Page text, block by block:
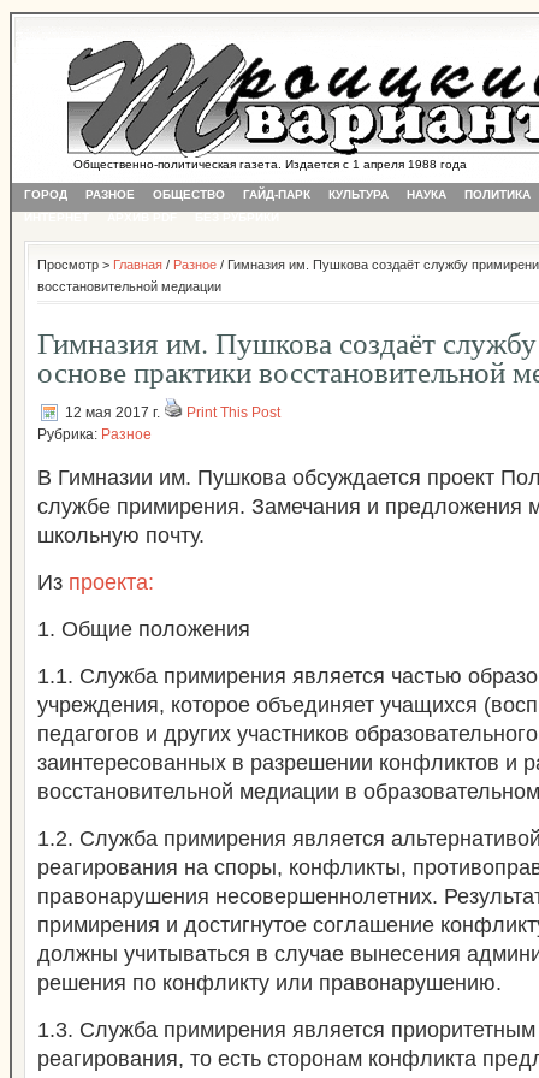
Общественно-политическая газета. Издается с 1 апреля 1988 года
ГОРОД РАЗНОЕ ОБЩЕСТВО ГАЙД-ПАРК КУЛЬТУРА НАУКА
ПОЛИТИКА
Просмотр > Главная / Разное / Гимназия им. Пушкова создаёт службу
восстановительной медиации
Гимназия им. Пушкова создаёт
основе практики восстановительной
12 мая 2017 г.
Print This Post
Рубрика: Разное
В Гимназии им. Пушкова обсуждается проект
службе примирения. Замечания и предложения
школьную почту.
Из проекта:
1. Общие положения
1.1. Служба примирения является частью
учреждения, которое объединяет учащихся
педагогов и других участников
заинтересованных в разрешении конфликтов и
восстановительной медиации в
1.2. Служба примирения является
реагирования на споры, конфликты,
правонарушения несовершеннолетних.
примирения и достигнутое соглашение
должны учитываться в случае вынесения
решения по конфликту или правонарушению.
1.3. Служба примирения является
реагирования, то есть сторонам конфликта